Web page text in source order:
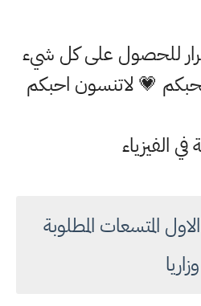
للحصول على كل شيء
💗 لاتنسون احبكم
الفيزياء
المتسعات المطلوبة
وزاريا